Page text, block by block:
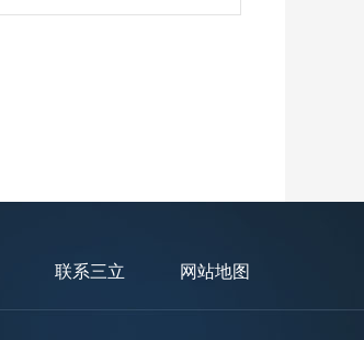
联系三立 网站地图